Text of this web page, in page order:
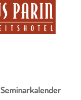
Seminarkalender